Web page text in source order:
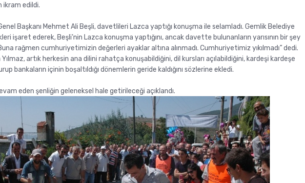
ikram edildi.
Başkanı Mehmet Ali Beşli, davetlileri Lazca yaptığı konuşma ile selamladı. Gemlik Belediye
işaret ederek, Beşli’nin Lazca konuşma yaptığını, ancak davette bulunanların yarısının bir şey
rağmen cumhuriyetimizin değerleri ayaklar altına alınmadı. Cumhuriyetimiz yıkılmadı” dedi.
artık herkesin ana dilini rahatça konuşabildiğini, dil kursları açılabildiğini, kardeşi kardeşe
bankaların içinin boşaltıldığı dönemlerin geride kaldığını sözlerine ekledi.
eden şenliğin geleneksel hale getirileceği açıklandı.